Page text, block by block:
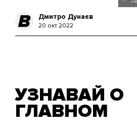
Дмитро Дунаєв
20 окт 2022
УЗНАВАЙ О
ГЛАВНОМ